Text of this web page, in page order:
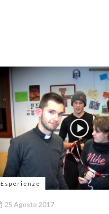
Esperienze
25 Agosto 2017